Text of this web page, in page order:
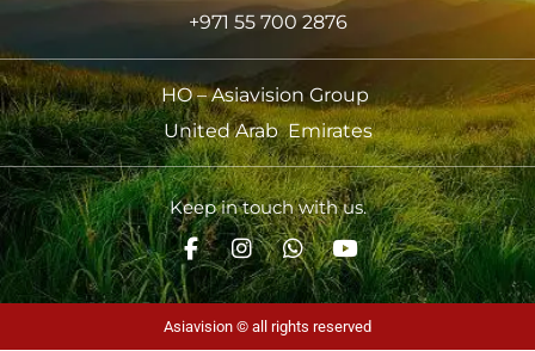
+971 55 700 2876
HO – Asiavision Group
United Arab Emirates
Keep in touch with us.
Asiavision © all rights reserved